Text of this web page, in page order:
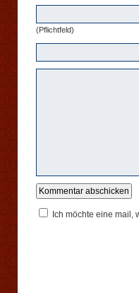
(Pflichtfeld)
Ich möchte eine mail,